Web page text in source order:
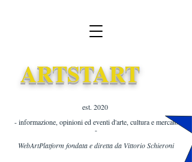
ARTSTART
est. 2020 ​
- informazione, opinioni ed eventi d'arte, cultura e mercato
-
WebArtPlatform fondata e diretta da Vittorio Schieroni